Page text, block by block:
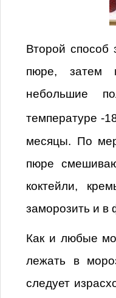
Второй способ
пюре, затем
небольшие
температуре -
месяцы. По
пюре
коктейли,
заморозить и в
Как и любые
лежать в
следует